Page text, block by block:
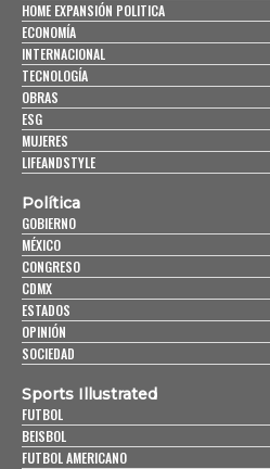
HOME EXPANSIÓN POLITICA
ECONOMÍA
INTERNACIONAL
TECNOLOGÍA
OBRAS
ESG
MUJERES
LIFEANDSTYLE
Política
GOBIERNO
MÉXICO
CONGRESO
CDMX
ESTADOS
OPINIÓN
SOCIEDAD
Sports Illustrated
FUTBOL
BEISBOL
FUTBOL AMERICANO